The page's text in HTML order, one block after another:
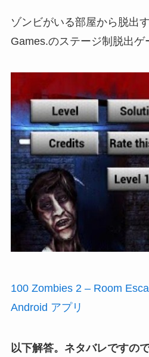
ゾンビがいる部屋から脱出
Games.のステージ制脱出ゲ
100 Zombies 2 – Room
Android アプリ
以下解答。ネタバレですの